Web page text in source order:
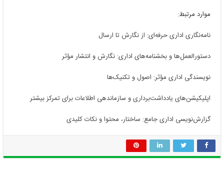
موارد مرتبط:
نامه‌نگاری اداری حرفه‌ای: از نگارش تا ارسال
دستورالعمل‌ها و بخشنامه‌های اداری: نگارش و انتشار مؤثر
نویسندگی اداری مؤثر: اصول و تکنیک‌ها
اپلیکیشن‌های یادداشت‌برداری و سازماندهی اطلاعات برای تمرکز بیشتر
گزارش‌نویسی اداری جامع: ساختار، محتوا و نکات کلیدی